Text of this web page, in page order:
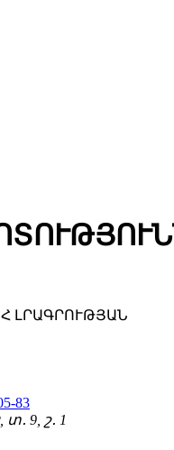
ԼՐԱԳՐՈՒԹՅԱՆ
83
9, շ․ 1